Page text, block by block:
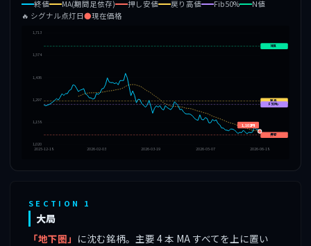
終値 MA(期間足依存) 押し安値 戻り高値 Fib50%
N値
🔥 シグナル点灯日●現在価格
1,713
1,574
1,436
1,297
1,158
1,020
2025-12-18
2026-02-03 2026-03-19 2026-05-07 2026-06-18
押安
戻高
F50%
N値
1,102円
SECTION 1
大局
「地下圏」 に沈む銘柄。主要 4 本 MA すべてを上に置い